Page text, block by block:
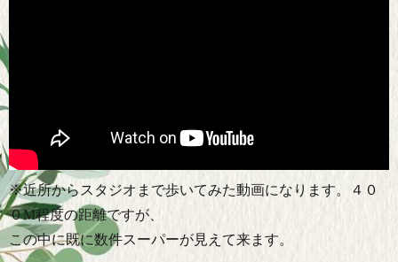
※近所からスタジオまで歩いてみた動画になります。４０
０M程度の距離ですが、
この中に既に数件スーパーが見えて来ます。